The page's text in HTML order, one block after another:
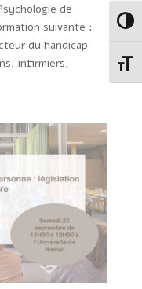
de
suivante :
du handicap
infirmiers,